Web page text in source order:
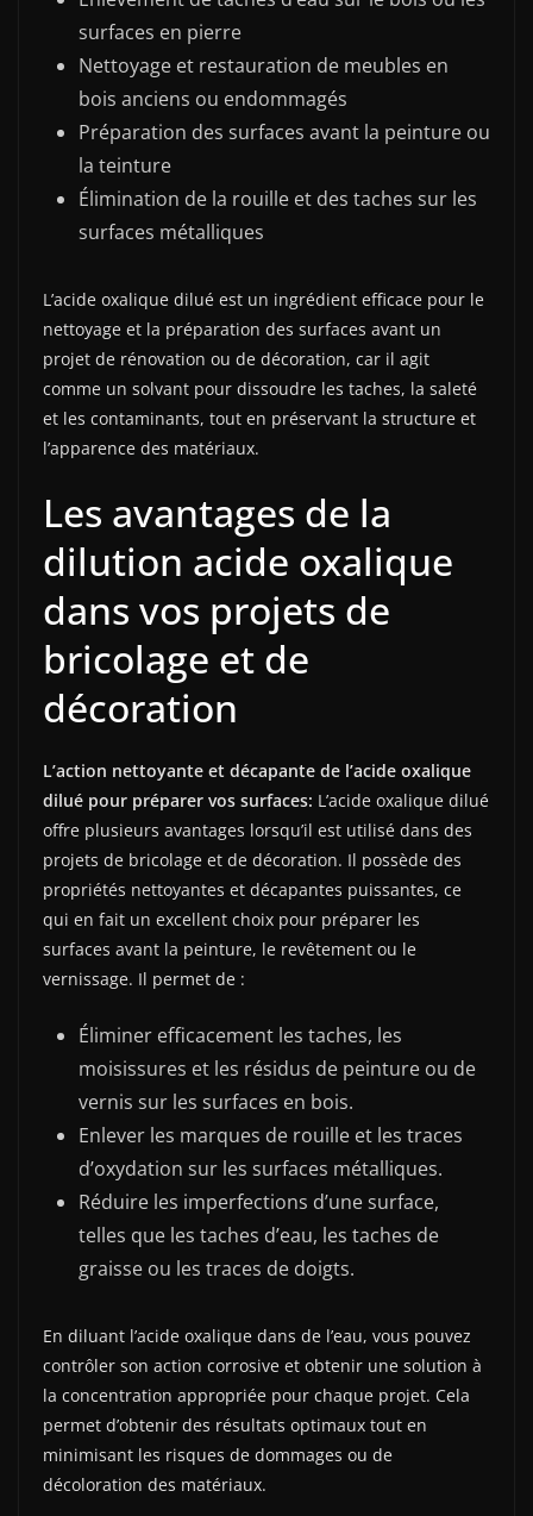
surfaces en pierre
Nettoyage et restauration de meubles en
bois anciens ou endommagés
Préparation des surfaces avant la peinture ou
la teinture
Élimination de la rouille et des taches sur les
surfaces métalliques
L’acide oxalique dilué est un ingrédient efficace pour le
nettoyage et la préparation des surfaces avant un
projet de rénovation ou de décoration, car il agit
comme un solvant pour dissoudre les taches, la saleté
et les contaminants, tout en préservant la structure et
l’apparence des matériaux.
Les avantages de la
dilution acide oxalique
dans vos projets de
bricolage et de
décoration
L’action nettoyante et décapante de l’acide oxalique
dilué pour préparer vos surfaces: L’acide oxalique dilué
offre plusieurs avantages lorsqu’il est utilisé dans des
projets de bricolage et de décoration. Il possède des
propriétés nettoyantes et décapantes puissantes, ce
qui en fait un excellent choix pour préparer les
surfaces avant la peinture, le revêtement ou le
vernissage. Il permet de :
Éliminer efficacement les taches, les
moisissures et les résidus de peinture ou de
vernis sur les surfaces en bois.
Enlever les marques de rouille et les traces
d’oxydation sur les surfaces métalliques.
Réduire les imperfections d’une surface,
telles que les taches d’eau, les taches de
graisse ou les traces de doigts.
En diluant l’acide oxalique dans de l’eau, vous pouvez
contrôler son action corrosive et obtenir une solution à
la concentration appropriée pour chaque projet. Cela
permet d’obtenir des résultats optimaux tout en
minimisant les risques de dommages ou de
décoloration des matériaux.